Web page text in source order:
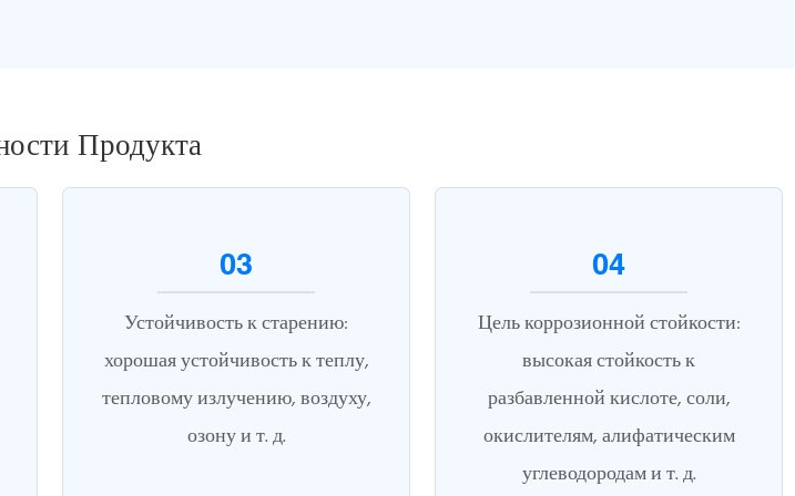
Продукта
03
Устойчивость к старению:
хорошая устойчивость к теплу,
тепловому излучению, воздуху,
озону и т. д.
04
Цель коррозионной стойкости:
высокая стойкость к
разбавленной кислоте, соли,
окислителям, алифатическим
углеводородам и т. д.